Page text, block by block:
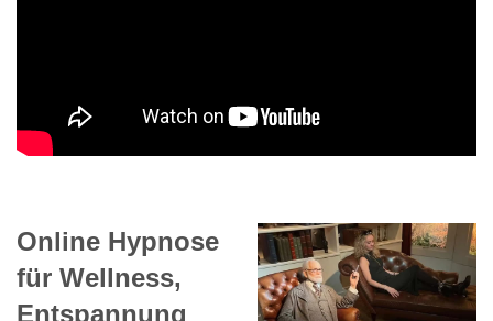
Online Hypnose
für Wellness,
Entspannung